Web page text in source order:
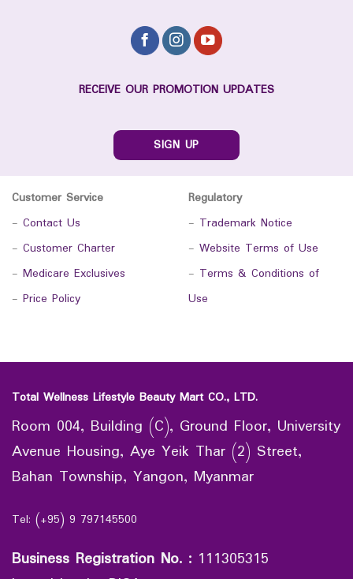
RECEIVE OUR PROMOTION UPDATES
SIGN UP
Customer Service
- Contact Us
- Customer Charter
- Medicare Exclusives
- Price Policy
Regulatory
- Trademark Notice
- Website Terms of Use
- Terms & Conditions of
Use
Total Wellness Lifestyle Beauty Mart CO., LTD.
Room 004, Building (C), Ground Floor, University
Avenue Housing, Aye Yeik Thar (2) Street,
Bahan Township, Yangon, Myanmar
Tel: (+95) 9 797145500
Business Registration No. : 111305315